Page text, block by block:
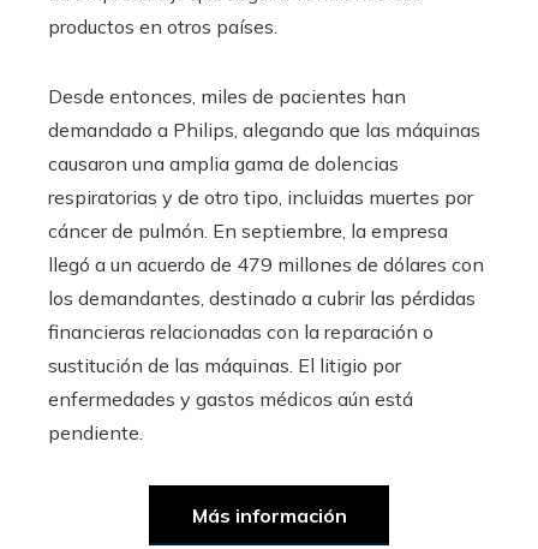
productos en otros países.
Desde entonces, miles de pacientes han
demandado a Philips, alegando que las máquinas
causaron una amplia gama de dolencias
respiratorias y de otro tipo, incluidas muertes por
cáncer de pulmón. En septiembre, la empresa
llegó a un acuerdo de 479 millones de dólares con
los demandantes, destinado a cubrir las pérdidas
financieras relacionadas con la reparación o
sustitución de las máquinas. El litigio por
enfermedades y gastos médicos aún está
pendiente.
Más información